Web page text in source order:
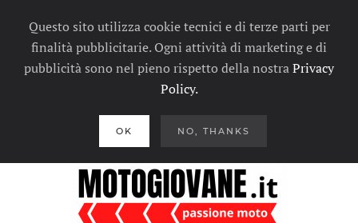
Questo sito utilizza cookie tecnici e di terze parti per
finalità pubblicitarie. Ogni attività di marketing e di
pubblicità sono nel pieno rispetto della nostraPrivacy
Policy.
OK NO, THANKS